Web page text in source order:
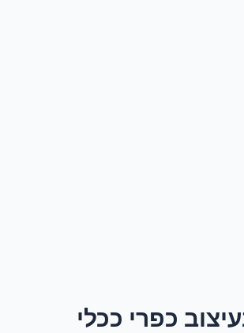
כפרי ככלי